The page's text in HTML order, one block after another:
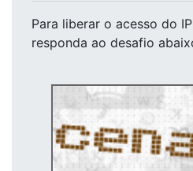
Para liberar o acesso do IP
responda ao desafio